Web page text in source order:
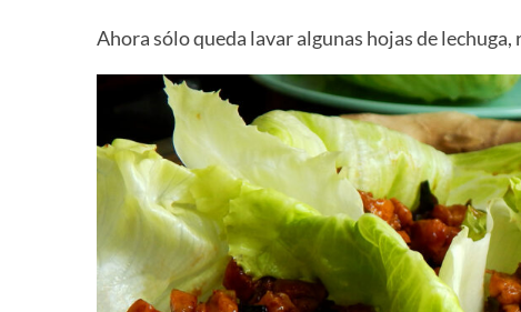
Ahora sólo queda lavar algunas hojas de